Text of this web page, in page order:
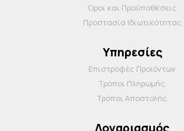
Όροι και Προΰποθέσεις
Προστασία Ιδιωτικότητας
Υπηρεσίες
Επιστροφές Προϊόντων
Τρόποι Πληρωμής
Τρόποι Αποστολής
Λογαριασμός